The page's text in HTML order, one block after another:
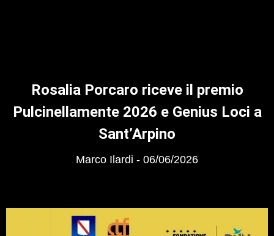
Rosalia Porcaro riceve il premio
Pulcinellamente 2026 e Genius Loci a
Sant’Arpino
Marco Ilardi 06/06/2026